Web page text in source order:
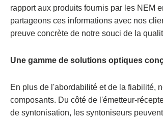
rapport aux produits fournis par les NEM
partageons ces informations avec nos
preuve concrète de notre souci de la
Une gamme de solutions optiques
En plus de l'abordabilité et de la fiabilité,
composants. Du côté de l'émetteur-
de syntonisation, les syntoniseurs